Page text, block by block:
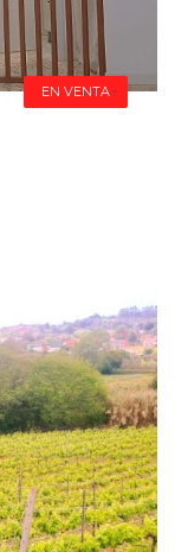
EN VENTA